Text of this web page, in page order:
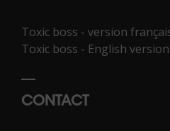
Toxic boss - version
Toxic boss - English version
CONTACT